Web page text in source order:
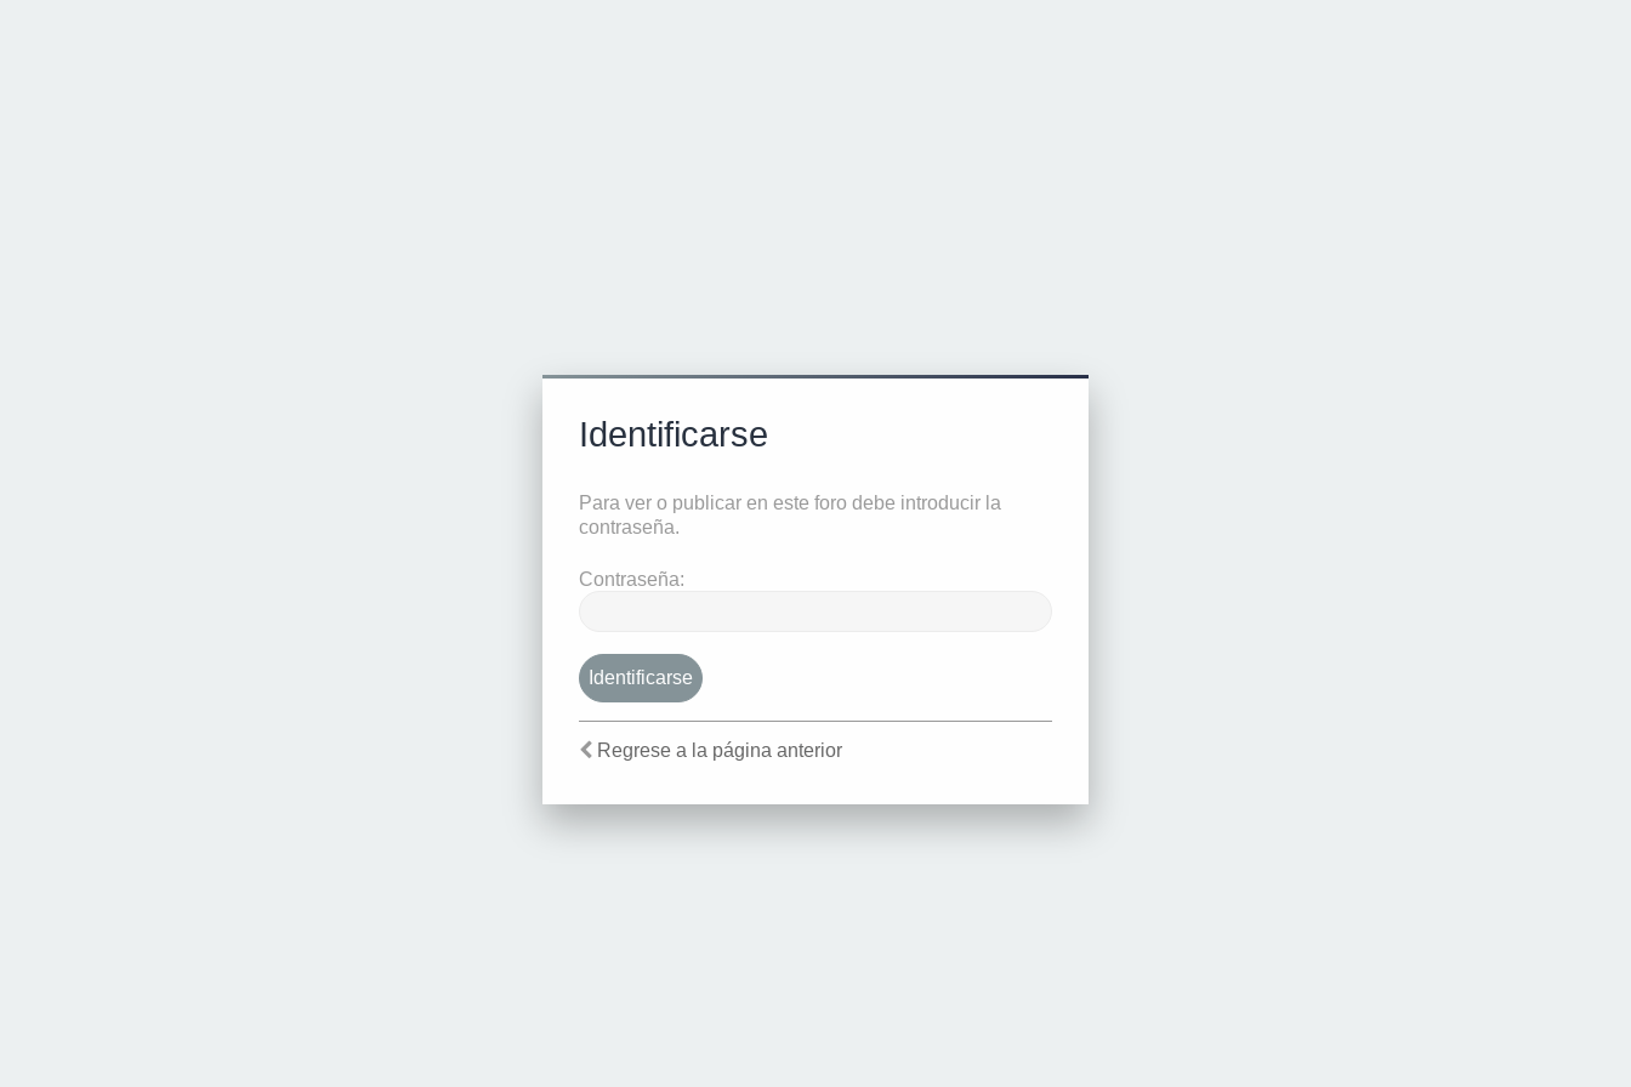
Identificarse
Para ver o publicar en este foro debe introducir la
contraseña.
Contraseña:
Regrese a la página anterior